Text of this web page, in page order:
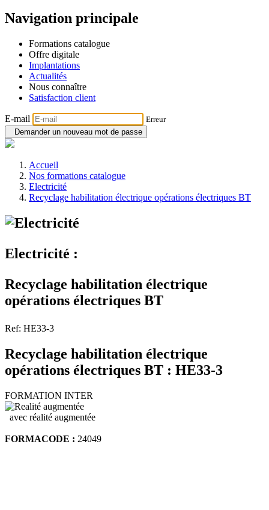
Navigation principale
Formations catalogue
Offre digitale
Implantations
Actualités
Nous connaître
Satisfaction client
E-mail
Erreur
Demander un nouveau mot de passe
Accueil
Nos formations catalogue
Electricité
Recyclage habilitation électrique opérations électriques BT
Electricité :
Recyclage habilitation électrique
opérations électriques BT
Ref: HE33-3
Recyclage habilitation électrique
opérations électriques BT : HE33-3
FORMATION INTER
avec réalité augmentée
FORMACODE : 24049